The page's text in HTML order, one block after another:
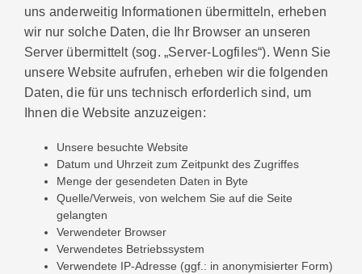
uns anderweitig Informationen übermitteln, erheben
wir nur solche Daten, die Ihr Browser an unseren
Server übermittelt (sog. „Server-Logfiles“). Wenn Sie
unsere Website aufrufen, erheben wir die folgenden
Daten, die für uns technisch erforderlich sind, um
Ihnen die Website anzuzeigen:
Unsere besuchte Website
Datum und Uhrzeit zum Zeitpunkt des Zugriffes
Menge der gesendeten Daten in Byte
Quelle/Verweis, von welchem Sie auf die Seite
gelangten
Verwendeter Browser
Verwendetes Betriebssystem
Verwendete IP-Adresse (ggf.: in anonymisierter Form)